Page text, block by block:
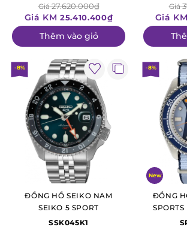
Giá27.620.000₫
Giá KM 25.410.400₫
Thêm vào giỏ
Giá
Giá KM
-8%
ĐỒNG HỒ SEIKO NAM
SEIKO 5 SPORT
SSK045K1
-8%
New
ĐỒNG